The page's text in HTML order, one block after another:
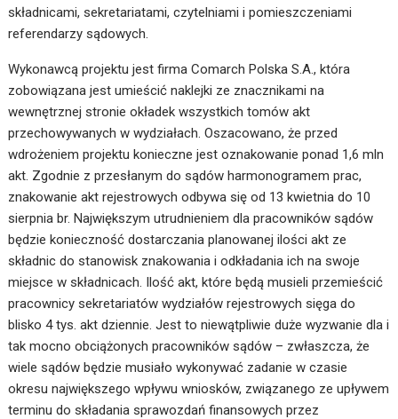
składnicami, sekretariatami, czytelniami i pomieszczeniami
referendarzy sądowych.
Wykonawcą projektu jest firma Comarch Polska S.A., która
zobowiązana jest umieścić naklejki ze znacznikami na
wewnętrznej stronie okładek wszystkich tomów akt
przechowywanych w wydziałach. Oszacowano, że przed
wdrożeniem projektu konieczne jest oznakowanie ponad 1,6 mln
akt. Zgodnie z przesłanym do sądów harmonogramem prac,
znakowanie akt rejestrowych odbywa się od 13 kwietnia do 10
sierpnia br. Największym utrudnieniem dla pracowników sądów
będzie konieczność dostarczania planowanej ilości akt ze
składnic do stanowisk znakowania i odkładania ich na swoje
miejsce w składnicach. Ilość akt, które będą musieli przemieścić
pracownicy sekretariatów wydziałów rejestrowych sięga do
blisko 4 tys. akt dziennie. Jest to niewątpliwie duże wyzwanie dla i
tak mocno obciążonych pracowników sądów – zwłaszcza, że
wiele sądów będzie musiało wykonywać zadanie w czasie
okresu największego wpływu wniosków, związanego ze upływem
terminu do składania sprawozdań finansowych przez